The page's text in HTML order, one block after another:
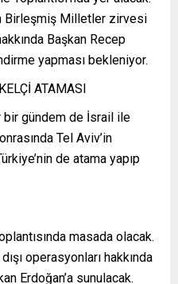
Birleşmiş Milletler zirvesi
Başkan Recep
yapması bekleniyor.
ATAMASI
bir gündem de İsrail ile
Tel Aviv’in
de atama yapıp
masada olacak.
operasyonları hakkında
Erdoğan’a sunulacak.